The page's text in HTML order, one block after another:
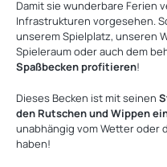
Damit sie wunderbare Ferien
Infrastrukturen vorgesehen.
unserem Spielplatz, unseren
Spieleraum oder auch dem
Spaßbecken profitieren!
Dieses Becken ist mit seinen
den Rutschen und Wippen
unabhängig vom Wetter oder
haben!